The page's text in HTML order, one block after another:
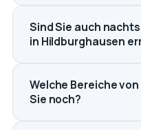
Sind Sie auch
in Hildburghausen
Welche Bereiche
Sie noch?